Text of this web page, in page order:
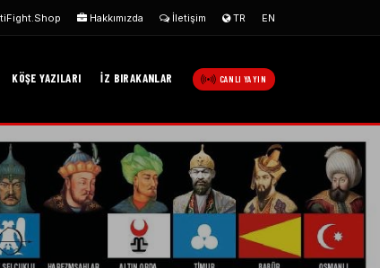
Hakkımızda İletişim TR EN
KÖŞE YAZILARI İZ BIRAKANLAR CANLI YAYIN